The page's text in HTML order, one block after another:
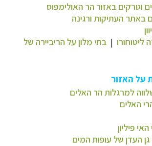
וטרקים באזור הר האולימפוס
באתר העתיקות ורגינה
ליטוחורו | בתי מלון על הריביירה של
על האזור
למרגלות הר האלים
האלים
פיליון
העדן של עופות המים